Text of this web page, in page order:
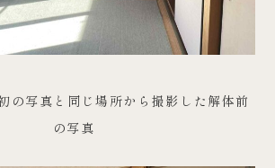
の写真と同じ場所から撮影した解体前
の写真